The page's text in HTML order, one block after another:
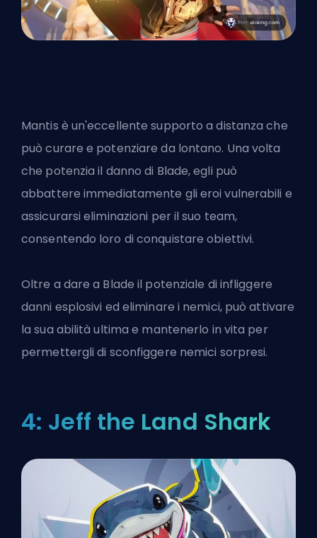
Mantis è un'eccellente supporto a distanza che
può curare e potenziare da lontano. Una volta
che potenzia il danno di Blade, egli può
abbattere immediatamente gli eroivulnerabili e
assicurarsi eliminazioni per il suo team,
consentendo loro di conquistare obiettivi.
Oltre a dare a Blade il potenziale di infliggere
danni esplosivi ed eliminare i nemici, può attivare
la sua abilità ultima e mantenerlo in vita per
permettergli di sconfiggere nemici sorpresi.
4: Jeff the Land Shark